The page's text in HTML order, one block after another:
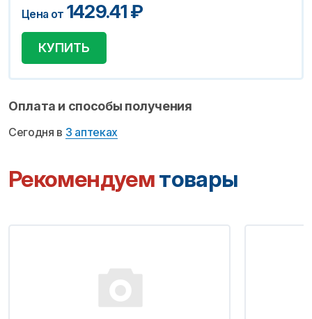
Цена от 1429.41₽
КУПИТЬ
Оплата и способы получения
Сегодня в 3 аптеках
Рекомендуемтовары